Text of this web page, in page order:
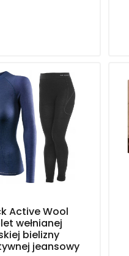
Active Wool
wełnianej
bielizny
jeansowy